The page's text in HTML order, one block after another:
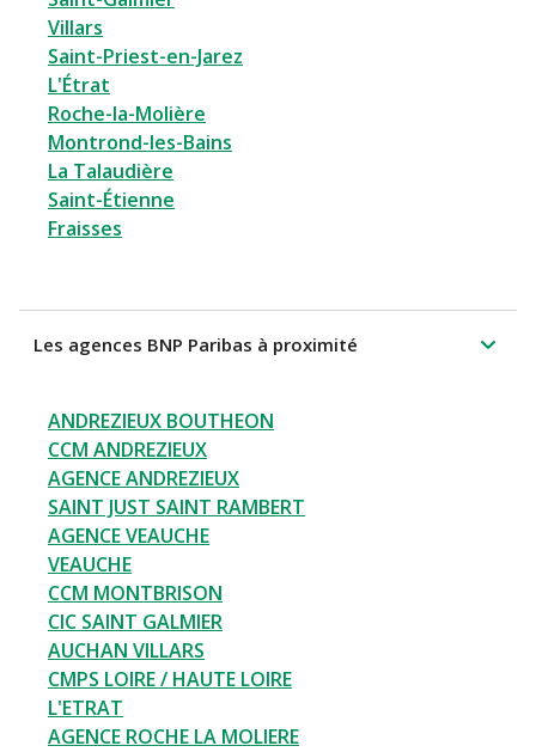
Villars
Saint-Priest-en-Jarez
L'Étrat
Roche-la-Molière
Montrond-les-Bains
La Talaudière
Saint-Étienne
Fraisses
Les agences BNP Paribas à proximité
ANDREZIEUX BOUTHEON
CCM ANDREZIEUX
AGENCE ANDREZIEUX
SAINT JUST SAINT RAMBERT
AGENCE VEAUCHE
VEAUCHE
CCM MONTBRISON
CIC SAINT GALMIER
AUCHAN VILLARS
CMPS LOIRE / HAUTE LOIRE
L'ETRAT
AGENCE ROCHE LA MOLIERE